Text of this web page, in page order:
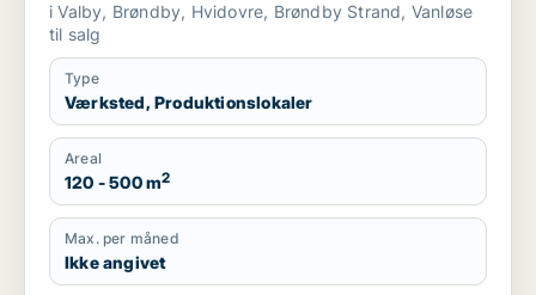
i Valby, Brøndby, Hvidovre, Brøndby Strand, Vanløse
til salg
Type
Værksted, Produktionslokaler
Areal
120 - 500 m2
Max. per måned
Ikke angivet